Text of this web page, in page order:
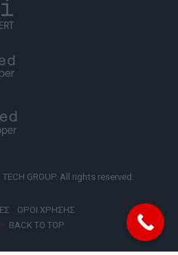
GROUP. All rights reserved.
ΟΡΟΙ ΧΡΗΣΗΣ
BACK TO TOP